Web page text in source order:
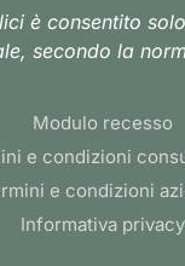
è consentito
secondo la
Modulo recesso
e condizioni
e condizioni
Informativa privacy